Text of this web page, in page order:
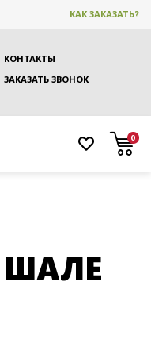
КАК ЗАКАЗАТЬ?
КОНТАКТЫ
ЗАКАЗАТЬ ЗВОНОК
0
ШАЛЕ